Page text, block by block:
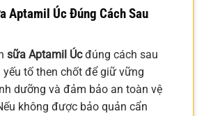
Aptamil Úc Đúng Cách Sau
sữa Aptamil Úcđúng cách sau
yếu tố then chốt để giữ vững
dưỡng và đảm bảo an toàn vệ
không được bảo quản cẩn